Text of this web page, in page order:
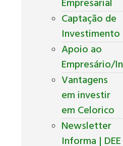
Empresarial
Captação de
Investimento
Apoio ao
Empresário/
Vantagens
em investir
em Celorico
Newsletter
Informa | DEE